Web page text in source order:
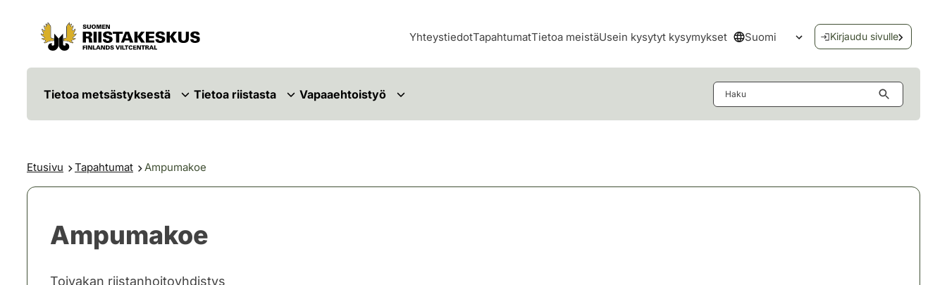
Siirry sisältöön
Siirry sivustokarttaan
YhteystiedotTapahtumatTietoa meistäUsein kysytyt kysymykset Suomi
Avaa kielivalikko
Kirjaudu sivulle
Tietoa metsästyksestä Tietoa riistasta Vapaaehtoistyö
Etusivu Tapahtumat Ampumakoe
Ampumakoe
Toivakan riistanhoitoyhdistys